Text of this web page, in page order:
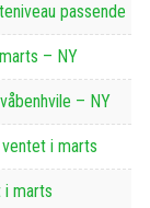
passende
– NY
– NY
i marts
i marts